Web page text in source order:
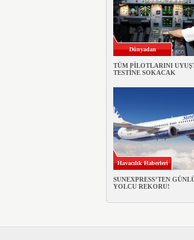
Dünyadan
TÜM PİLOTLARINI
TESTİNE SOKACAK
Havacılık Haberleri
SUNEXPRESS’TEN
YOLCU REKORU!